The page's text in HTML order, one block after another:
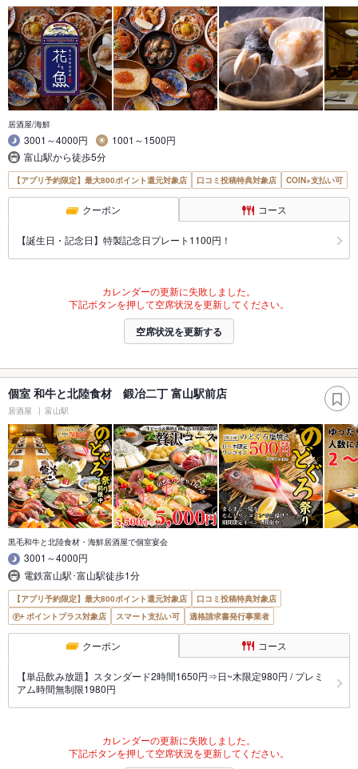
居酒屋/海鮮
3001～4000円
1001～1500円
富山駅から徒歩5分
【アプリ予約限定】最大800ポイント還元対象店 口コミ投稿特典対象店 COIN+支払い可
クーポン コース
【誕生日・記念日】特製記念日プレート1100円！
カレンダーの更新に失敗しました。
下記ボタンを押して空席状況を更新してください。
空席状況を更新する
個室 和牛と北陸食材 鍛冶二丁 富山駅前店
居酒屋 富山駅
黒毛和牛と北陸食材・海鮮居酒屋で個室宴会
3001～4000円
電鉄富山駅･富山駅徒歩1分
【アプリ予約限定】最大800ポイント還元対象店
口コミ投稿特典対象店
ポイントプラス対象店
スマート支払い可 適格請求書発行事業者
クーポン コース
【単品飲み放題】スタンダード2時間1650円⇒日~木限定980円 / プレミ
アム時間無制限1980円
カレンダーの更新に失敗しました。
下記ボタンを押して空席状況を更新してください。